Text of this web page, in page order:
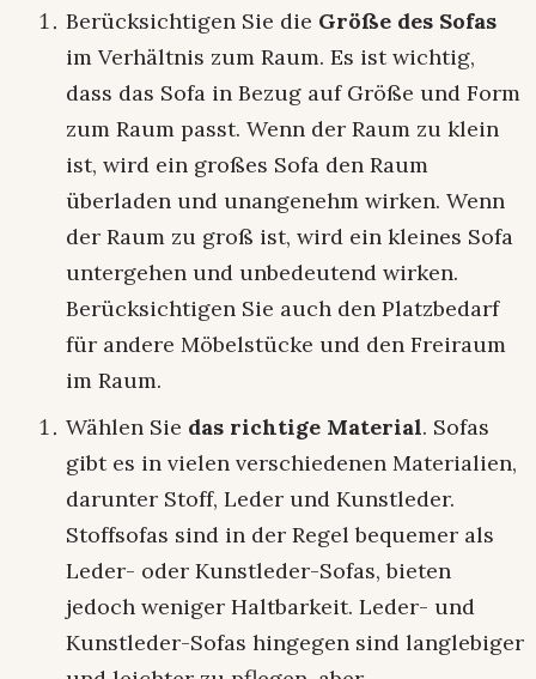
Berücksichtigen Sie die Größe des Sofas
im Verhältnis zum Raum. Es ist wichtig,
dass das Sofa in Bezug auf Größe und Form
zum Raum passt. Wenn der Raum zu klein
ist, wird ein großes Sofa den Raum
überladen und unangenehm wirken. Wenn
der Raum zu groß ist, wird ein kleines Sofa
untergehen und unbedeutend wirken.
Berücksichtigen Sie auch den Platzbedarf
für andere Möbelstücke und den Freiraum
im Raum.
Wählen Sie das richtige Material. Sofas
gibt es in vielen verschiedenen Materialien,
darunter Stoff, Leder und Kunstleder.
Stoffsofas sind in der Regel bequemer als
Leder- oder Kunstleder-Sofas, bieten
jedoch weniger Haltbarkeit. Leder- und
Kunstleder-Sofas hingegen sind langlebiger